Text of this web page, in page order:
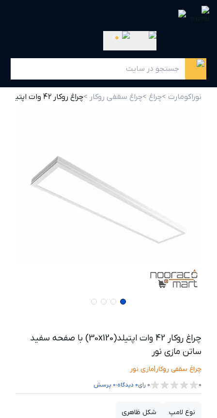
0
نوراکومارت >چراغ >چراغ سقفی روکار >چراغ روکار 42 وات اپتیلد(30x120) با صفحه سفید ساتن مازی نور
چراغ روکار 42 وات اپتیلد(30x120) با صفحه سفید
ساتن مازی نور
چراغ سقفی روکار|مازی نور
0
0 رای0 دیدگاه،0 پرسش
نوع لامپ
شکل ظاهری